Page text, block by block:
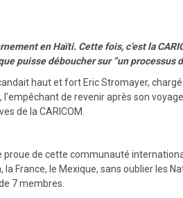
en Haïti. Cette fois, c’est la
puisse déboucher sur “un
haut et fort Eric Stromayer,
de revenir après son
de la CARICOM.
de cette communauté
France, le Mexique, sans oublier les
7 membres.